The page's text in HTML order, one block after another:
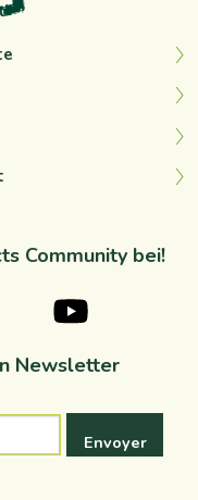
Community bei!
Newsletter